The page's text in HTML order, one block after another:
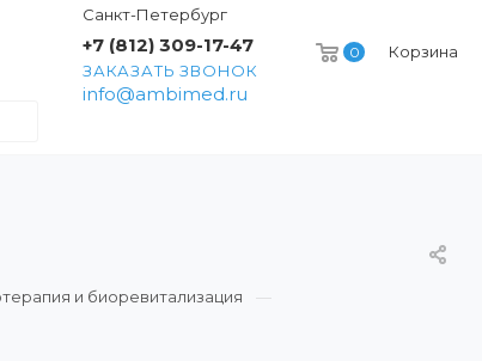
0 Корзина
Санкт-Петербург
+7 (812) 309-17-47
ЗАКАЗАТЬ ЗВОНОК
info@ambimed.ru
и биоревитализация